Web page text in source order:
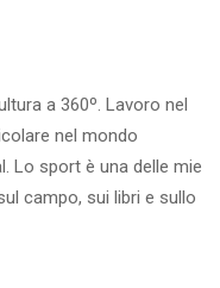
a 360º. Lavoro nel
nel mondo
Lo sport è una delle mie
campo, sui libri e sullo